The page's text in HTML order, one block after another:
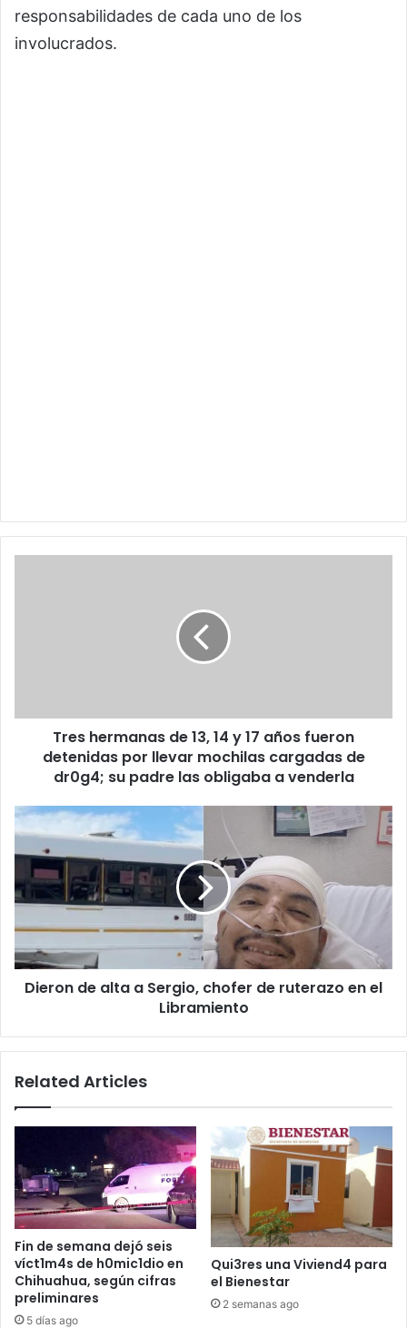
responsabilidades de cada uno de los
involucrados.
fueron
detenidas
cargadas
de
dr0g4;
padre
las
obligaba
venderla
Tres hermanas de 13, 14 y 17 años fueron
detenidas por llevar mochilas cargadas de
dr0g4; su padre las obligaba a venderla
Dieron
de
alta
Sergio,
chofer
de
ruterazo
en
Dieron de alta a Sergio, chofer de ruterazo en el
Libramiento
Related Articles
Fin de semana dejó seis
víct1m4s de h0mic1dio en
Chihuahua, según cifras
preliminares
5 días ago
Qui3res una Viviend4 para
el Bienestar
2 semanas ago